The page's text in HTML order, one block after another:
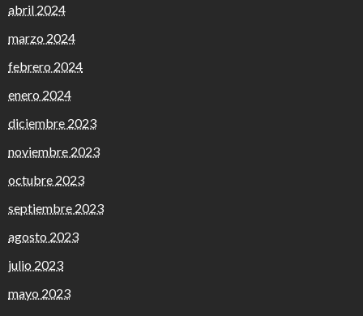
abril 2024
marzo 2024
febrero 2024
enero 2024
diciembre 2023
noviembre 2023
octubre 2023
septiembre 2023
agosto 2023
julio 2023
mayo 2023